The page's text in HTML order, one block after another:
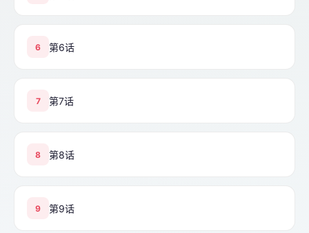
6 第6话
7 第7话
8 第8话
9 第9话